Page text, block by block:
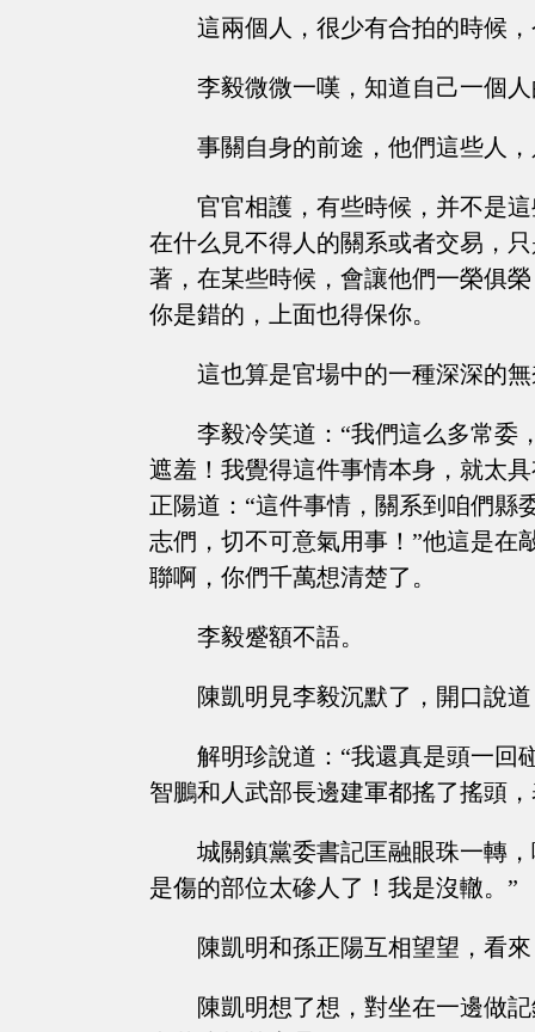
這兩個人，很少有合拍的時候
李毅微微一嘆，知道自己一個
事關自身的前途，他們這些人
官官相護，有些時候，并不是
在什么見不得人的關系或者交易，
著，在某些時候，會讓他們一榮俱
你是錯的，上面也得保你。
這也算是官場中的一種深深的
李毅冷笑道：“我們這么多常委
遮羞！我覺得這件事情本身，就太
正陽道：“這件事情，關系到咱們縣
志們，切不可意氣用事！”他這是在
聯啊，你們千萬想清楚了。
李毅蹙額不語。
陳凱明見李毅沉默了，開口說
解明珍說道：“我還真是頭一回
智鵬和人武部長邊建軍都搖了搖頭
城關鎮黨委書記匡融眼珠一轉
是傷的部位太磣人了！我是沒轍。”
陳凱明和孫正陽互相望望，看
陳凱明想了想，對坐在一邊做